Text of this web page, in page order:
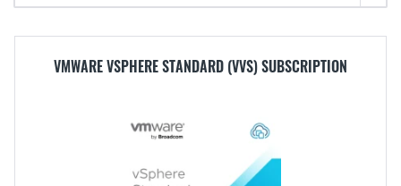
VMWARE VSPHERE STANDARD (VVS) SUBSCRIPTION